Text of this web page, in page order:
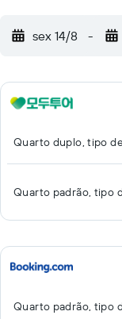
sex 14/8 -
Quarto duplo, tipo
Quarto padrão, tipo
Quarto padrão, tipo